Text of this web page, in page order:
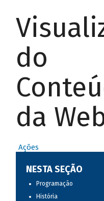
do
da
Ações
NESTA SEÇÃO
Programação
História